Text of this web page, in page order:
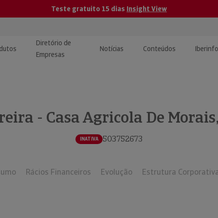
Teste gratuito 15 dias Insight View
e Monitorização de
Diretório de
Empresas
Notícias Conteúdos
| Estudos e
- Casa Agricola De
INATIVA 503752673
Rácios Financeiros Evolução Estrutura Corporativa